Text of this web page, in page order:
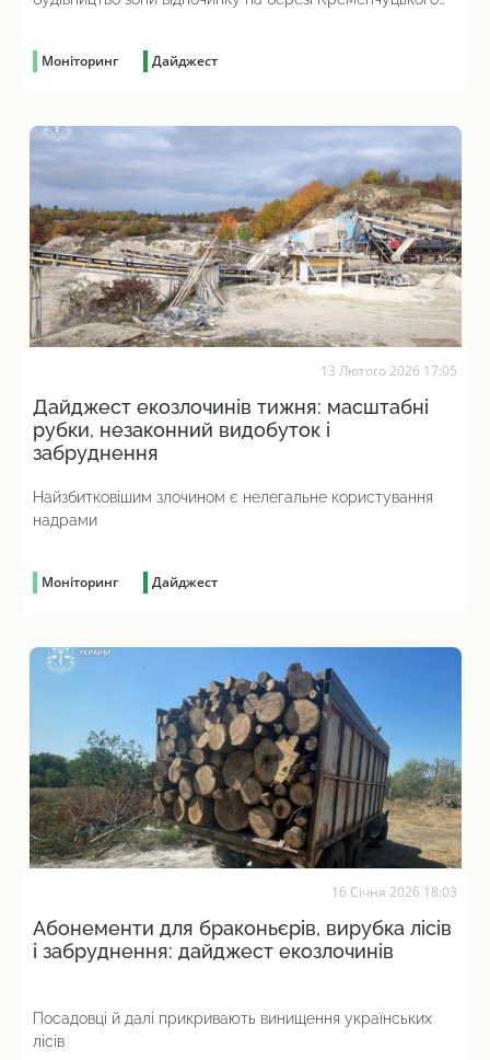
Моніторинг Дайджест
13 Лютого 2026 17:05
Дайджест екозлочинів тижня: масштабні
рубки, незаконний видобуток і
забруднення
Найзбитковішим злочином є нелегальне користування
надрами
Моніторинг Дайджест
16 Січня 2026 18:03
Абонементи для браконьєрів, вирубка лісів
і забруднення: дайджест екозлочинів
Посадовці й далі прикривають винищення українських
лісів